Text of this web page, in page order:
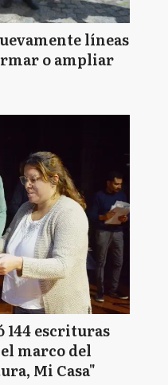
líneas
o ampliar
144 escrituras
marco del
Mi Casa"